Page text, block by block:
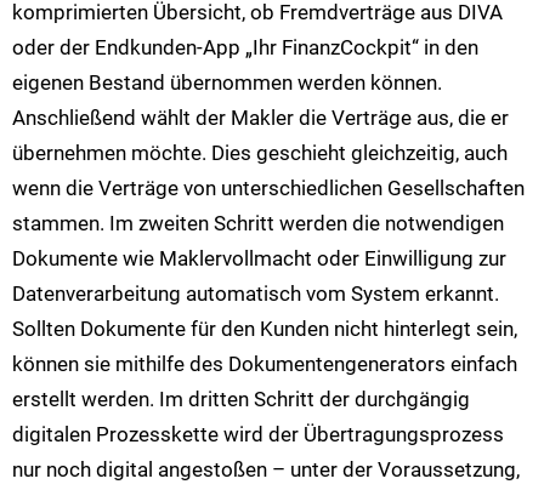
komprimierten Übersicht, ob Fremdverträge aus DIVA
oder der Endkunden-App „Ihr FinanzCockpit“ in den
eigenen Bestand übernommen werden können.
Anschließend wählt der Makler die Verträge aus, die er
übernehmen möchte. Dies geschieht gleichzeitig, auch
wenn die Verträge von unterschiedlichen Gesellschaften
stammen. Im zweiten Schritt werden die notwendigen
Dokumente wie Maklervollmacht oder Einwilligung zur
Datenverarbeitung automatisch vom System erkannt.
Sollten Dokumente für den Kunden nicht hinterlegt sein,
können sie mithilfe des Dokumentengenerators einfach
erstellt werden. Im dritten Schritt der durchgängig
digitalen Prozesskette wird der Übertragungsprozess
nur noch digital angestoßen – unter der Voraussetzung,